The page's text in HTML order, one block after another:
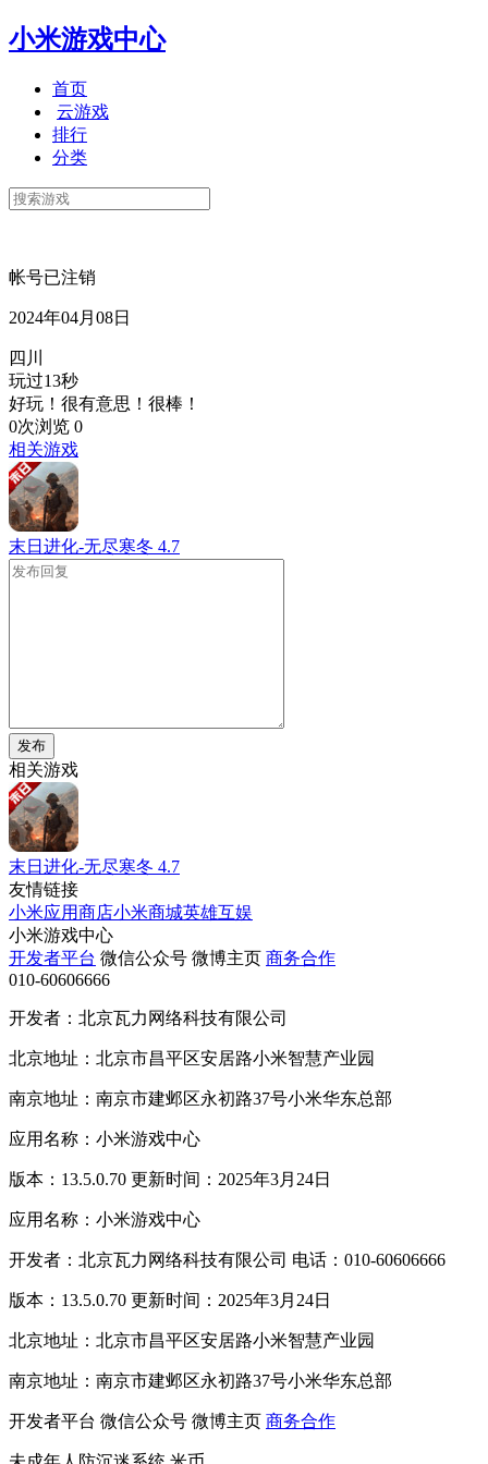
小米游戏中心
首页
云游戏
排行
分类
帐号已注销
2024年04月08日
四川
玩过13秒
好玩！很有意思！很棒！
0次浏览 0
相关游戏
末日进化-无尽寒冬 4.7
发布
相关游戏
末日进化-无尽寒冬 4.7
友情链接
小米应用商店小米商城英雄互娱
小米游戏中心
开发者平台 微信公众号 微博主页 商务合作
010-60606666
开发者：北京瓦力网络科技有限公司
北京地址：北京市昌平区安居路小米智慧产业园
南京地址：南京市建邺区永初路37号小米华东总部
应用名称：小米游戏中心
版本：13.5.0.70 更新时间：2025年3月24日
应用名称：小米游戏中心
开发者：北京瓦力网络科技有限公司 电话：010-60606666
版本：13.5.0.70 更新时间：2025年3月24日
北京地址：北京市昌平区安居路小米智慧产业园
南京地址：南京市建邺区永初路37号小米华东总部
开发者平台 微信公众号 微博主页 商务合作